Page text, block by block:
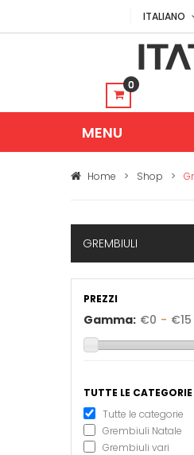
ITALIANO
0
Home > Shop >
GREMBIULI
PREZZI
Gamma: €0 - €15
TUTTE LE CATEGORIE
Tutte le categorie
Grembiuli Natale
Grembiuli vari